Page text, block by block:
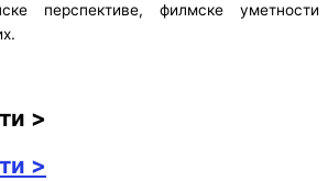
перспективе, филмске уметности
>
>